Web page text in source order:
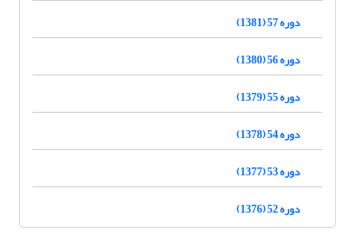
دوره 57 (1381)
دوره 56 (1380)
دوره 55 (1379)
دوره 54 (1378)
دوره 53 (1377)
دوره 52 (1376)